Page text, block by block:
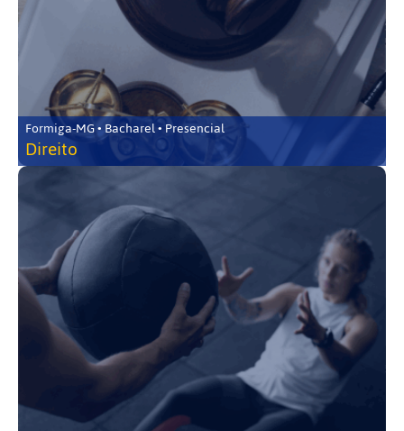
Formiga-MG • Bacharel • Presencial
Direito